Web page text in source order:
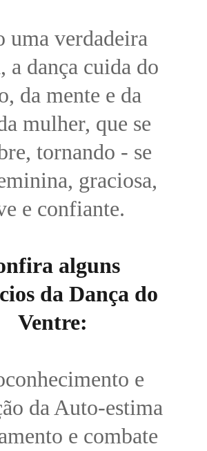
uma verdadeira
a dança cuida do
da mente e da
mulher, que se
tornando - se
graciosa,
e confiante.
alguns
da Dança do
Ventre:
da Auto-estima